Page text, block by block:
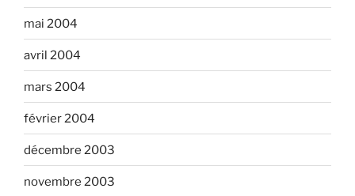
mai 2004
avril 2004
mars 2004
février 2004
décembre 2003
novembre 2003